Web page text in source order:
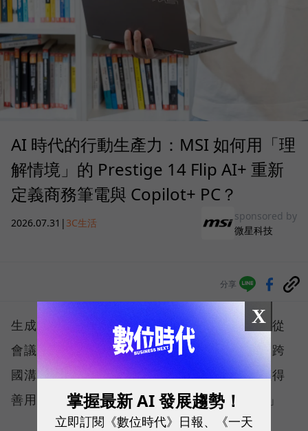
AI 時代的行動生產力：MSI 如何用「理
解情境」的 Prestige 14 Flip AI+ 重新
定義商務筆電與 Copilot+ PC？
2026.07.31 | 3C生活
sponsored by
微星科技
分享
生成式人工智慧技術正以驚人速度滲透職場，從
會議記錄、文件撰寫、資料搜尋、內容創作到跨
國溝通，每位知識工作者都開始思考：「我懂得
善用 AI 嗎？我的硬體跟得上生產力轉型嗎？」
X
掌握最新 AI 發展趨勢！
立即訂閱《數位時代》日報、《一天